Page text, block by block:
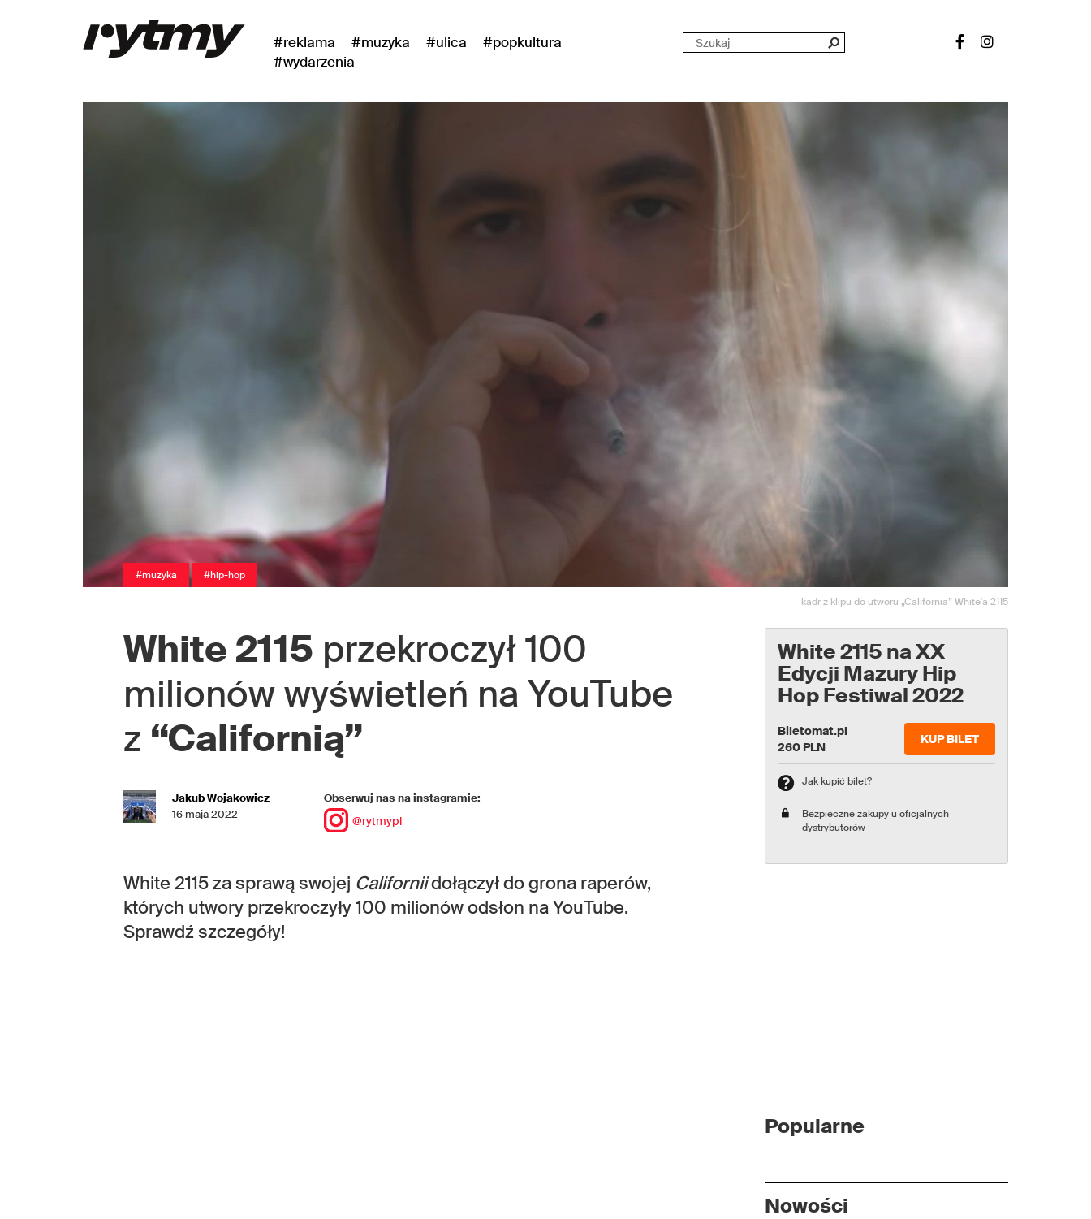
#reklama #muzyka #ulica
#popkultura
#wydarzenia
#muzyka #hip-hop
kadr z klipu do utworu „California” White'a 2115
White 2115 przekroczył 100
milionów wyświetleń na YouTube
z “Californią”
Jakub Wojakowicz
16 maja 2022
Obserwuj nas na instagramie:
@rytmypl
White 2115 za sprawą swojej Californiidołączył do grona raperów,
których utwory przekroczyły 100 milionów odsłon na YouTube.
Sprawdź szczegóły!
White 2115 na XX
Edycji Mazury Hip
Hop Festiwal 2022
Biletomat.pl
260 PLN
KUP BILET
Jak kupić bilet?
Bezpieczne zakupy u oficjalnych
dystrybutorów
Popularne
Nowości